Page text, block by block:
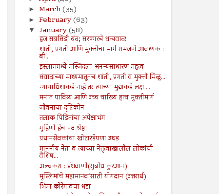
► March(35)
► February(63)
▼ January(58)
हज सबसिडी बंद; सरकारचे धन्यवाद!
शांती, प्रगती आणि मुक्तीचा मार्ग समजणे आवश्यक :
बी...
इस्लाममध्ये मस्जिदला अनन्यसाधारण महत्व
संवादाच्या माध्यमातूनच शांती, प्रगती व मुक्ती मिळू...
न्यायाधिशांकडे नव्हे तर त्यांच्या मुद्यांकडे लक्ष ...
मनात पावित्र्य आणि उच्च चारित्र्य हाच मुक्तीमार्ग
जीवनाचा दृष्टिकोन
तलाक पिडितांचा अपेक्षाभंग
गृहिणी हेच पद श्रेष्ठ!
प्रधानसेवकांचा खोटारडेपणा उघड
माननीय नेता व त्याच्या नेतृत्वाखालील लोकांची
वैशिष...
अल्बकरा : ईशवाणी(सुबोध कुरआन)
मुस्लिमांचे महामानवांसाठी योगदान (उत्तरार्ध)
भिमा कोरेगावचा धडा